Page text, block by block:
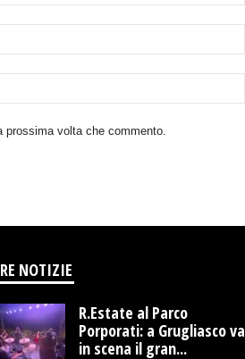
prossima volta che commento.
NOTIZIE
R.Estate al Parco
Porporati: a Grugliasco va
in scena il gran...